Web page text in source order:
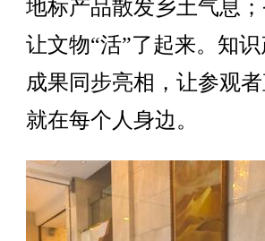
地标产品散发乡土气息
让文物“活”了起来。知
成果同步亮相，让参观
就在每个人身边。